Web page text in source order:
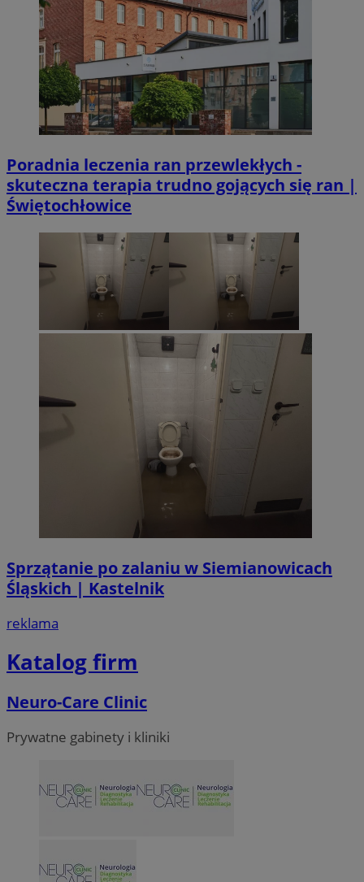
Poradnia leczenia ran przewlekłych -
skuteczna terapia trudno gojących się ran |
Świętochłowice
Sprzątanie po zalaniu w Siemianowicach
Śląskich | Kastelnik
reklama
Katalog firm
Neuro-Care Clinic
Prywatne gabinety i kliniki